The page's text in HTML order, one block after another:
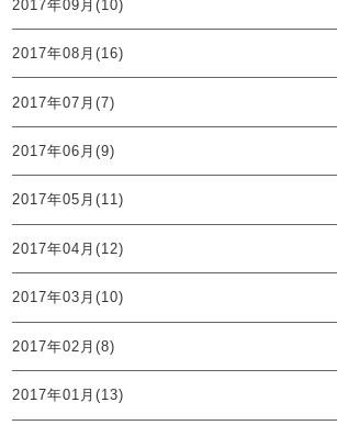
2017年09月(10)
2017年08月(16)
2017年07月(7)
2017年06月(9)
2017年05月(11)
2017年04月(12)
2017年03月(10)
2017年02月(8)
2017年01月(13)